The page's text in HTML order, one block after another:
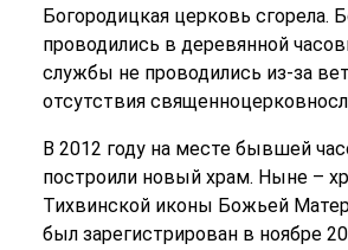
Богородицкая церковь сгорела.
проводились в деревянной
службы не проводились из-за
отсутствия
В 2012 году на месте бывшей
построили новый храм. Ныне –
Тихвинской иконы Божьей
был зарегистрирован в ноябре